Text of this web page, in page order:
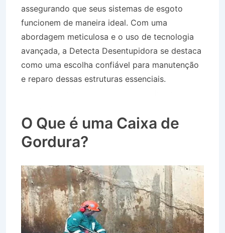
assegurando que seus sistemas de esgoto
funcionem de maneira ideal. Com uma
abordagem meticulosa e o uso de tecnologia
avançada, a Detecta Desentupidora se destaca
como uma escolha confiável para manutenção
e reparo dessas estruturas essenciais.
O Que é uma Caixa de
Gordura?